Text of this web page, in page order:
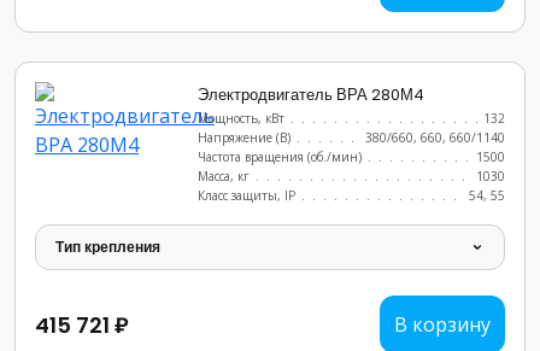
Электродвигатель ВРА 280М4
Мощность, кВт
132
Напряжение (В)
380/660, 660, 660/1140
Частота вращения (об./мин)
1500
Масса, кг
1030
Класс защиты, IP
54, 55
Тип крепления
415 721 ₽ В корзину